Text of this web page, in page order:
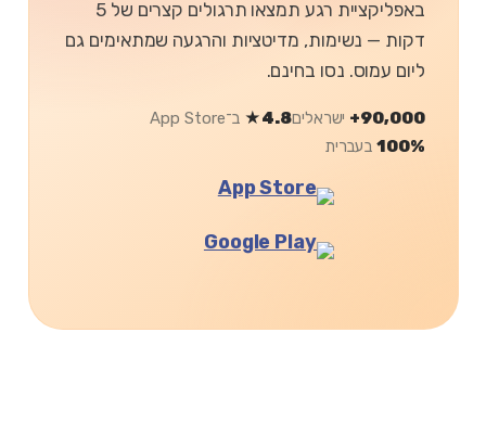
באפליקציית רגע תמצאו תרגולים קצרים של 5
דקות — נשימות, מדיטציות והרגעה שמתאימים גם
ליום עמוס. נסו בחינם.
90,000+ ישראלים4.8★
ב־App Store
100%בעברית